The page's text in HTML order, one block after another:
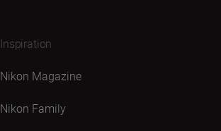
Inspiration
Nikon Magazine
Nikon Family